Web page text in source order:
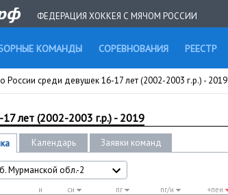
ФЕДЕРАЦИЯ ХОККЕЯ С МЯЧОМ РОССИИ
КОМАНДЫ СОРЕВНОВАНИЯ РЕЕСТР
России среди девушек 16-17 лет (2002-2003 г.р.) - 2019
лет (2002-2003 г.р.) - 2019
Календарь Заявки команд
Мурманской обл.-2
и си пг пг/и
+пен